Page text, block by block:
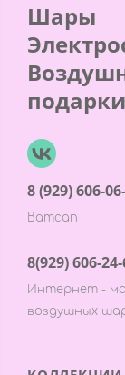
Шары
8 (929) 606-
Ватсап
8(929) 606-
Интернет -
воздушных